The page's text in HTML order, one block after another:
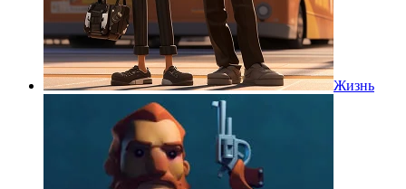
Жизнь